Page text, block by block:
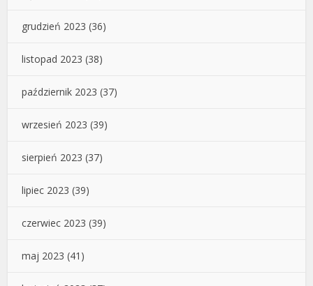
grudzień 2023 (36)
listopad 2023 (38)
październik 2023 (37)
wrzesień 2023 (39)
sierpień 2023 (37)
lipiec 2023 (39)
czerwiec 2023 (39)
maj 2023 (41)